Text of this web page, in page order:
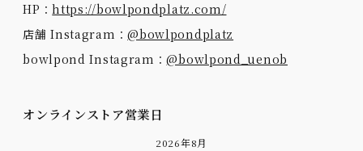
HP：https://bowlpondplatz.com/
店舗 Instagram：@bowlpondplatz
bowlpond Instagram：@bowlpond_uenob
オンラインストア営業日
2026年8月